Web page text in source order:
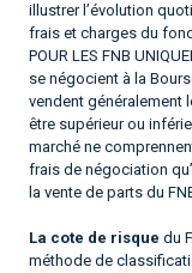
illustrer l’évolution
frais et charges du
POUR LES FNB
se négocient à la
vendent généralement
être supérieur ou
marché ne
frais de négociation
la vente de parts du
La cote de risque du
méthode de